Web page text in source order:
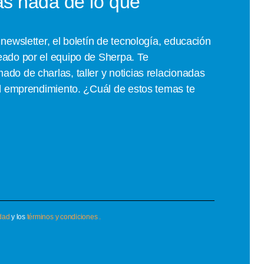
el boletín de tecnología, educación
por el equipo de Sherpa. Te
de charlas, taller y noticias relacionadas
emprendimiento. ¿Cuál de estos temas te
y los términos y condiciones .